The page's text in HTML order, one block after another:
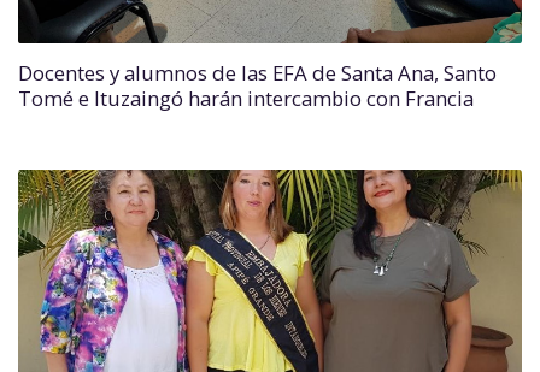
Docentes y alumnos de las EFA de Santa Ana, Santo
Tomé e Ituzaingó harán intercambio con Francia